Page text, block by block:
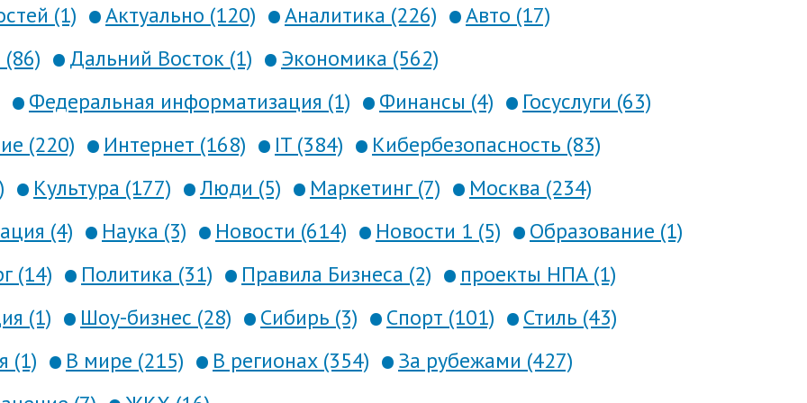
(1) Актуально (120) Аналитика (226)
Авто (17)
Дальний Восток (1)
Экономика (562)
Федеральная информатизация (1)
Финансы (4)
Госуслуги (63)
(220)
Интернет (168) IT (384)
Кибербезопасность (83)
Культура (177) Люди (5) Маркетинг (7)
Москва (234)
(4)
Наука (3) Новости (614) Новости 1 (5)
Образование (1)
(14)
Политика (31) Правила Бизнеса (2)
проекты НПА (1)
(1)
Шоу-бизнес (28) Сибирь (3) Спорт (101)
Стиль (43)
(1)
В мире (215) В регионах (354)
За рубежами (427)